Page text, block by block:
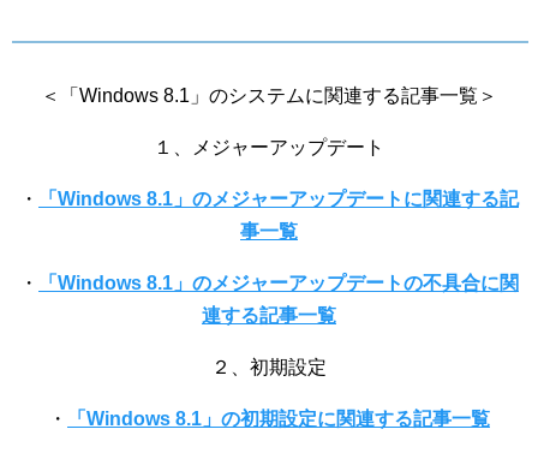
＜「Windows 8.1」のシステムに関連する記事一覧＞
１、メジャーアップデート
・
「Windows 8.1」のメジャーアップデートに関連する記
事一覧
・
「Windows 8.1」のメジャーアップデートの不具合に関
連する記事一覧
２、初期設定
・ 「Windows 8.1」の初期設定に関連する記事一覧